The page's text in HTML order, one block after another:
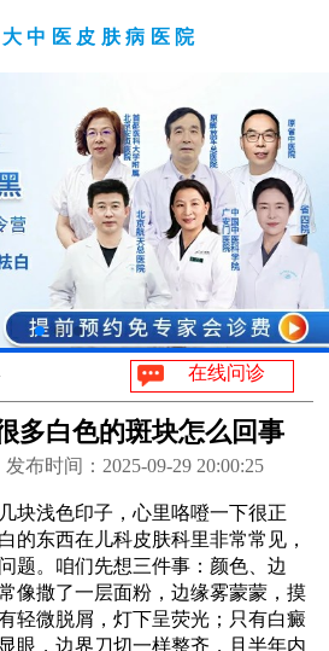
中医皮肤病医院
在线问诊
多白色的斑块怎么回事
发布时间：2025-09-29 20:00:25
块浅色印子，心里咯噔一下很正
的东西在儿科皮肤科里非常常见，
题。咱们先想三件事：颜色、边
像撒了一层面粉，边缘雾蒙蒙，摸
轻微脱屑，灯下呈荧光；只有白癜
眼，边界刀切一样整齐，且半年内